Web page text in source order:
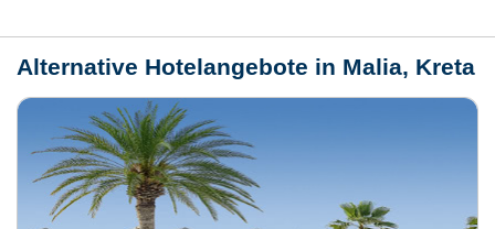
Alternative Hotelangebote in Malia, Kreta